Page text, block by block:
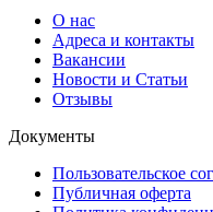
О нас
Адреса и контакты
Вакансии
Новости и Статьи
Отзывы
Документы
Пользовательское
Публичная оферта